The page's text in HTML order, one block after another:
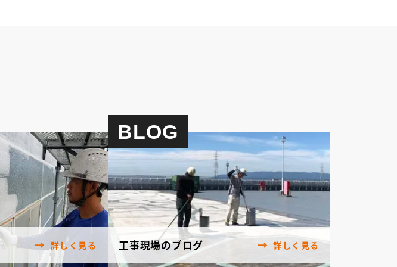
詳しく見る
BLOG
工事現場のブログ 詳しく見る